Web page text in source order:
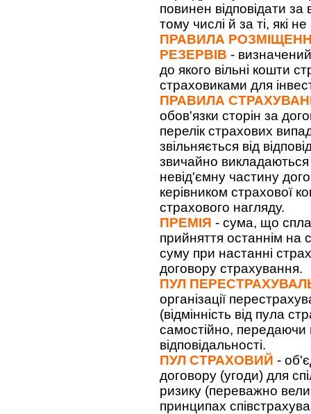
повинен відповідати за
тому числі й за ті, які
ПРАВИЛА
РЕЗЕРВІВ -
до якого вільні кошти
страховиками для
ПРАВИЛА
обов'язки сторін за
перелік страхових
звільняється від
звичайно викладаються
невід'ємну частину
керівником страхової
страхового нагляду.
ПРЕМІЯ - сума, що
прийняття останнім на
суму при настанні
договору страхування.
ПУЛ
організації
(відмінність від пула
самостійно, передаючи
відповідальності.
ПУЛ СТРАХОВИЙ -
договору (угоди) для
ризику (переважно
принципах